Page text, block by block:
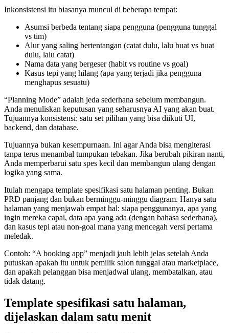
Inkonsistensi itu biasanya muncul di beberapa tempat:
Asumsi berbeda tentang siapa pengguna (pengguna tunggal
vs tim)
Alur yang saling bertentangan (catat dulu, lalu buat vs buat
dulu, lalu catat)
Nama data yang bergeser (habit vs routine vs goal)
Kasus tepi yang hilang (apa yang terjadi jika pengguna
menghapus sesuatu)
“Planning Mode” adalah jeda sederhana sebelum membangun.
Anda menuliskan keputusan yang seharusnya AI yang akan buat.
Tujuannya konsistensi: satu set pilihan yang bisa diikuti UI,
backend, dan database.
Tujuannya bukan kesempurnaan. Ini agar Anda bisa mengiterasi
tanpa terus menambal tumpukan tebakan. Jika berubah pikiran nanti,
Anda memperbarui satu spes kecil dan membangun ulang dengan
logika yang sama.
Itulah mengapa template spesifikasi satu halaman penting. Bukan
PRD panjang dan bukan berminggu-minggu diagram. Hanya satu
halaman yang menjawab empat hal: siapa penggunanya, apa yang
ingin mereka capai, data apa yang ada (dengan bahasa sederhana),
dan kasus tepi atau non-goal mana yang mencegah versi pertama
meledak.
Contoh: “A booking app” menjadi jauh lebih jelas setelah Anda
putuskan apakah itu untuk pemilik salon tunggal atau marketplace,
dan apakah pelanggan bisa menjadwal ulang, membatalkan, atau
tidak datang.
Template spesifikasi satu halaman,
dijelaskan dalam satu menit